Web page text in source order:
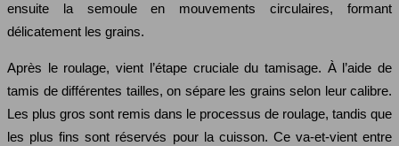
ensuite la semoule en mouvements circulaires, formant
délicatement les grains.
Après le roulage, vient l’étape cruciale du tamisage. À l’aide de
tamis de différentes tailles, on sépare les grains selon leur calibre.
Les plus gros sont remis dans le processus de roulage, tandis que
les plus fins sont réservés pour la cuisson. Ce va-et-vient entre